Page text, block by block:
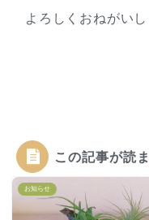
よろしくおねがいし
この記事が読
お知らせ